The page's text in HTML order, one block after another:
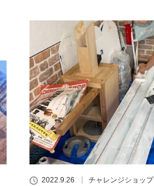
2022.9.26 チャレンジショップ